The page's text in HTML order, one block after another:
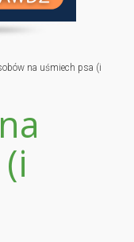
na uśmiech psa (i